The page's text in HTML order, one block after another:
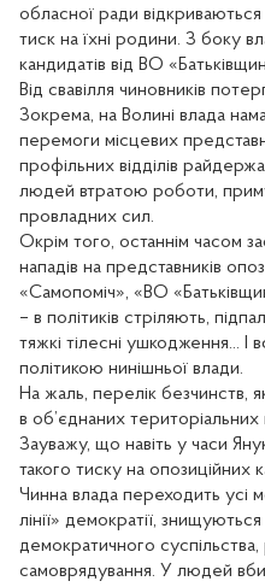
обласної ради відкриваються
тиск на їхні родини. З боку
кандидатів від ВО
Від свавілля чиновників
Зокрема, на Волині влада
перемоги місцевих
профільних відділів
людей втратою роботи,
провладних сил.
Окрім того, останнім часом
нападів на представників
«Самопоміч», «ВО
– в політиків стріляють,
тяжкі тілесні ушкодження... І
політикою нинішньої влади.
На жаль, перелік безчинств,
в об’єднаних
Зауважу, що навіть у часи
такого тиску на опозиційних
Чинна влада переходить усі
лінії» демократії,
демократичного
самоврядування. У людей